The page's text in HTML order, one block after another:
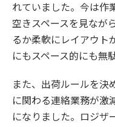
れていました。今は作
空きスペースを見なが
るか柔軟にレイアウト
にもスペース的にも無
また、出荷ルールを決
に関わる連絡業務が激
になりました。ロジザ